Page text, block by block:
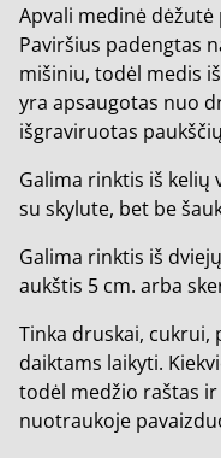
Apvali medinė
Paviršius padengtas
mišiniu, todėl medis
yra apsaugotas nuo
išgraviruotas
Galima rinktis iš kelių
su skylute, bet be
Galima rinktis iš
aukštis 5 cm. arba
Tinka druskai, cukrui,
daiktams laikyti.
todėl medžio raštas
nuotraukoje